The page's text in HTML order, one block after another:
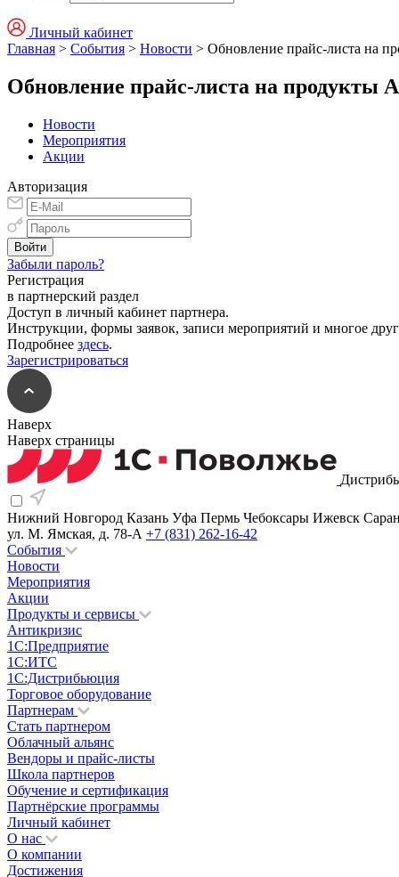
Личный кабинет
Главная > События > Новости > Обновление прайс-листа на
Обновление прайс-листа на продукты
Новости
Мероприятия
Акции
Авторизация
Забыли пароль?
Регистрация
в партнерский раздел
Доступ в личный кабинет партнера.
Инструкции, формы заявок, записи мероприятий и многое
Подробнее здесь.
Зарегистрироваться
Наверх
Наверх страницы
Нижний Новгород Казань Уфа Пермь Чебоксары Ижевск
ул. М. Ямская, д. 78-А +7 (831) 262-16-42
События
Новости
Мероприятия
Акции
Продукты и сервисы
Антикризис
1С:Предприятие
1С:ИТС
1С:Дистрибьюция
Торговое оборудование
Партнерам
Стать партнером
Облачный альянс
Вендоры и прайс-листы
Школа партнеров
Обучение и сертификация
Партнёрские программы
Личный кабинет
О нас
О компании
Достижения